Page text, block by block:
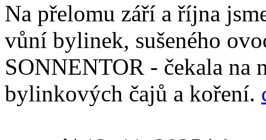
Na přelomu září a října
vůní bylinek, sušeného
SONNENTOR - čekala na
bylinkových čajů a koření.